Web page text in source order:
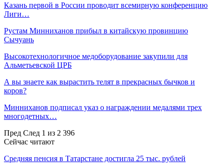
Казань первой в России проводит всемирную конференцию
Лиги…
Рустам Минниханов прибыл в китайскую провинцию
Сычуань
Высокотехнологичное медоборудование закупили для
Альметьевской ЦРБ
А вы знаете как вырастить телят в прекрасных бычков и
коров?
Минниханов подписал указ о награждении медалями трех
многодетных…
Пред След 1 из 2 396
Сейчас читают
Средняя пенсия в Татарстане достигла 25 тыс. рублей